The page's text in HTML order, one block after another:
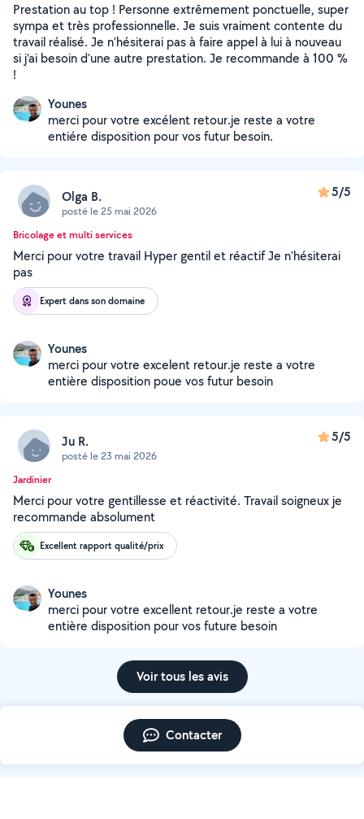
Prestation au top ! Personne extrêmement ponctuelle, super
sympa et très professionnelle. Je suis vraiment contente du
travail réalisé. Je n’hésiterai pas à faire appel à lui à nouveau
si j’ai besoin d’une autre prestation. Je recommande à 100 %
!
Younes
merci pour votre excélent retour.je reste a votre
entiére disposition pour vos futur besoin.
Olga B.
posté le 25 mai 2026
5/5
Bricolage et multi services
Merci pour votre travail Hyper gentil et réactif Je n'hésiterai
pas
Expert dans son domaine
Younes
merci pour votre excelent retour.je reste a votre
entière disposition poue vos futur besoin
Ju R.
posté le 23 mai 2026
5/5
Jardinier
Merci pour votre gentillesse et réactivité. Travail soigneux je
recommande absolument
Excellent rapport qualité/prix
Younes
merci pour votre excellent retour.je reste a votre
entière disposition pour vos future besoin
Voir tous les avis
Contacter